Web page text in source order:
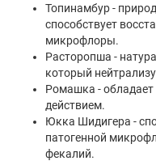
Топинамбур -
способствует
микрофлоры.
Расторопша -
который
Ромашка -
действием.
Юкка Шидигера -
патогенной
фекалий.